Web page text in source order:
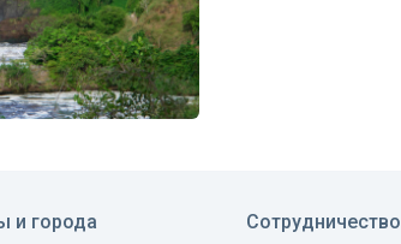
и города
Сотрудничество